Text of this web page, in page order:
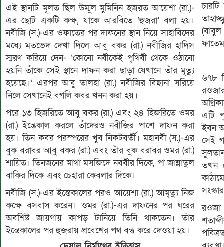
এই স্থানটি মূলত ছিল উম্মুল মুমিনিন হজরত আয়েশা (রা.)-
এর ছোট একটি কক্ষ, যাকে আরবিতে ‘হুজরা’ বলা হয়।
নবীজি (স.)-এর ওফাতের পর দাফনের স্থান নিয়ে সাহাবিদের
মধ্যে মতভেদ দেখা দিলে আবু বকর (রা.) নবীজির হাদিস
স্মরণ করিয়ে দেন- ‘কোনো নবীকেই পৃথিবী থেকে ওঠানো
হয়নি তাঁকে সেই স্থানে দাফন করা ছাড়া যেখানে তাঁর মৃত্যু
হয়েছে।’ এরপর আবু তালহা (রা.) নবীজির বিছানা সরিয়ে
নিলে সেখানেই বগলি কবর খনন করা হয়।
পরে ১৩ হিজরিতে আবু বকর (রা.) এবং ২৪ হিজরিতে ওমর
(রা.) ইন্তেকাল করলে তাঁদেরও নবীজির পাশে দাফন করা
হয়। তিন কবর পরস্পরের খুব নিকটবর্তী। মহানবী (স.)-এর
বুক বরাবর আবু বকর (রা.) এবং তাঁর বুক বরাবর ওমর (রা.)
শায়িত। তিনজনের মাথা মসজিদে নববীর দিকে, পা জান্নাতুল
বাকির দিকে এবং চেহারা কেবলার দিকে।
নবীজি (স.)-এর ইন্তেকালের পরও আয়েশা (রা.) আমৃত্যু নিজ
কক্ষে বসবাস করেন। ওমর (রা.)-এর দাফনের পর ঘরের
অবশিষ্ট জায়গায় কাপড় টানিয়ে তিনি থাকতেন। তাঁর
ইন্তেকালের পর হুজরায় প্রবেশের পথ বন্ধ করে দেওয়া হয়।
৬৭৮
এটি
ইবন
সেই
তখন
রওজা